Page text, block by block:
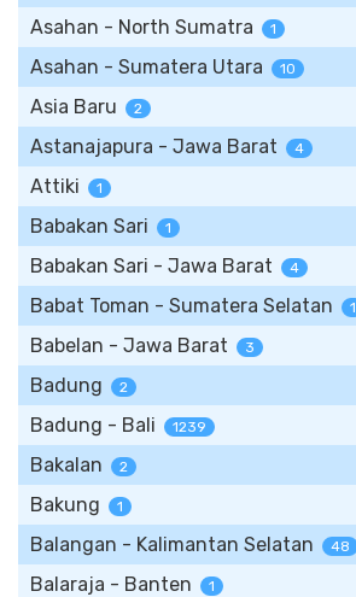
Asahan - North Sumatra 1
Asahan - Sumatera Utara 10
Asia Baru 2
Astanajapura - Jawa Barat 4
Attiki 1
Babakan Sari 1
Babakan Sari - Jawa Barat 4
Babat Toman - Sumatera Selatan 1
Babelan - Jawa Barat 3
Badung 2
Badung - Bali 1239
Bakalan 2
Bakung 1
Balangan - Kalimantan Selatan 48
Balaraja - Banten 1